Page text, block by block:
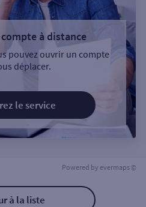
à distance
pouvez ouvrir un compte
déplacer.
le service
Powered by evermaps ©
à la liste